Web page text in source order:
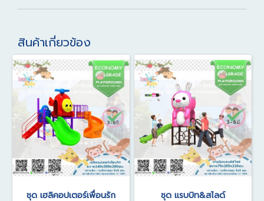
สินค้าเกี่ยวข้อง
ชุด เฮลิคอปเตอร์เพื่อนรัก ชุด แรบบิท&สไลด์